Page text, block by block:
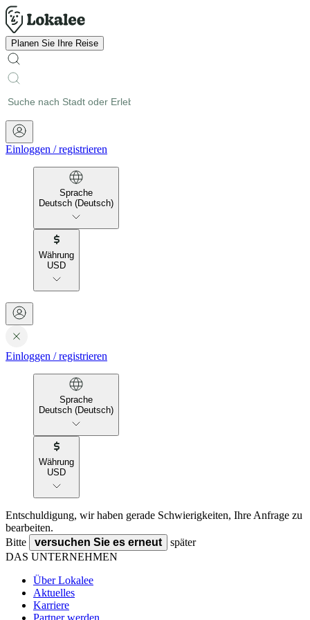
Planen Sie Ihre Reise
Einloggen /registrieren
Sprache
Deutsch (Deutsch)
Währung
USD
Einloggen /registrieren
Sprache
Deutsch (Deutsch)
Währung
USD
Entschuldigung, wir haben gerade Schwierigkeiten, Ihre Anfrage zu
bearbeiten.
Bitte
versuchen Sie es erneut
später
DAS UNTERNEHMEN
Über Lokalee
Aktuelles
Karriere
Partner werden